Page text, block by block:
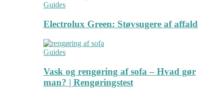
Guides
Electrolux Green: Støvsugere af affald
Guides
Vask og rengøring af sofa – Hvad gør
man? | Rengøringstest